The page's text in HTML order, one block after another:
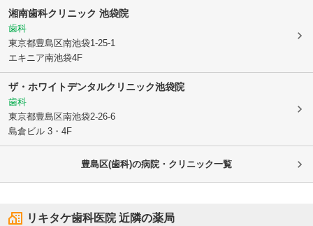
湘南歯科クリニック 池袋院
歯科
東京都豊島区南池袋1-25-1
エキニア南池袋4F
ザ・ホワイトデンタルクリニック池袋院
歯科
東京都豊島区南池袋2-26-6
島倉ビル 3・4F
豊島区(歯科)の病院・クリニック一覧
リキタケ歯科医院近隣の薬局